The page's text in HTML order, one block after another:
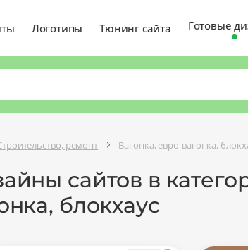
Логотипы Тюнинг сайта Готовые
ремонт Вагонка, евро-вагонка,
сайтов в
блокхаус